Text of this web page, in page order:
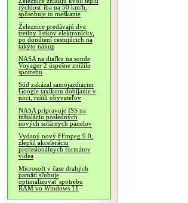
rýchlosť iba na 50 km/h,
spôsobuje to meškanie
Železnice predávajú dve
tretiny lístkov elektronicky,
po donútení cestujúcich na
takýto nákup
NASA na diaľku na sonde
Voyager 2 úspešne znížila
spotrebu
Súd zakázal samojazdiacim
Google taxíkom dobíjanie v
noci, rušili obyvateľov
NASA pripravuje ISS na
inštaláciu posledných
nových solárnych panelov
Vydaný nový FFmpeg 9.0,
zlepšil akceleráciu
profesionálnych formátov
videa
Microsoft v čase drahých
pamätí sľubuje
optimalizovať spotrebu
RAM vo Windows 11